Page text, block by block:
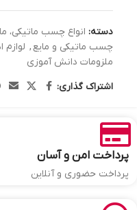
دسته: انواع چسب ماتیکی،
چسب ماتیکی و مایع, لوازم
ملزومات دانش آموزی
اشتراک گذاری:
پرداخت امن و آسان
پرداخت حضوری و آنلاین